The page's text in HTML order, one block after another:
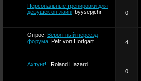
Персональные тренировки для
девушек он-лайн byysepjchr 0
Опрос: Вероятный переезд
форума Petr von Hortgart 4
Ахтунг!! Roland Hazard
0